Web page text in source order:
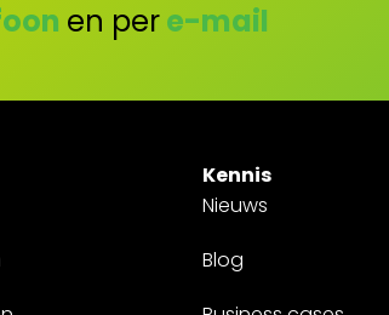
en pere-mail
Kennis
Nieuws
Blog